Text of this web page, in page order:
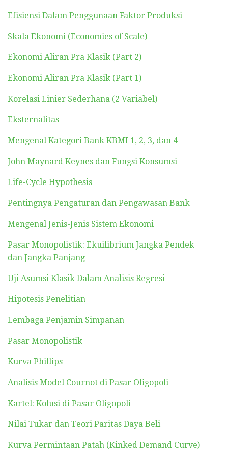
Efisiensi Dalam Penggunaan Faktor Produksi
Skala Ekonomi (Economies of Scale)
Ekonomi Aliran Pra Klasik (Part 2)
Ekonomi Aliran Pra Klasik (Part 1)
Korelasi Linier Sederhana (2 Variabel)
Eksternalitas
Mengenal Kategori Bank KBMI 1, 2, 3, dan 4
John Maynard Keynes dan Fungsi Konsumsi
Life-Cycle Hypothesis
Pentingnya Pengaturan dan Pengawasan Bank
Mengenal Jenis-Jenis Sistem Ekonomi
Pasar Monopolistik: Ekuilibrium Jangka Pendek
dan Jangka Panjang
Uji Asumsi Klasik Dalam Analisis Regresi
Hipotesis Penelitian
Lembaga Penjamin Simpanan
Pasar Monopolistik
Kurva Phillips
Analisis Model Cournot di Pasar Oligopoli
Kartel: Kolusi di Pasar Oligopoli
Nilai Tukar dan Teori Paritas Daya Beli
Kurva Permintaan Patah (Kinked Demand Curve)